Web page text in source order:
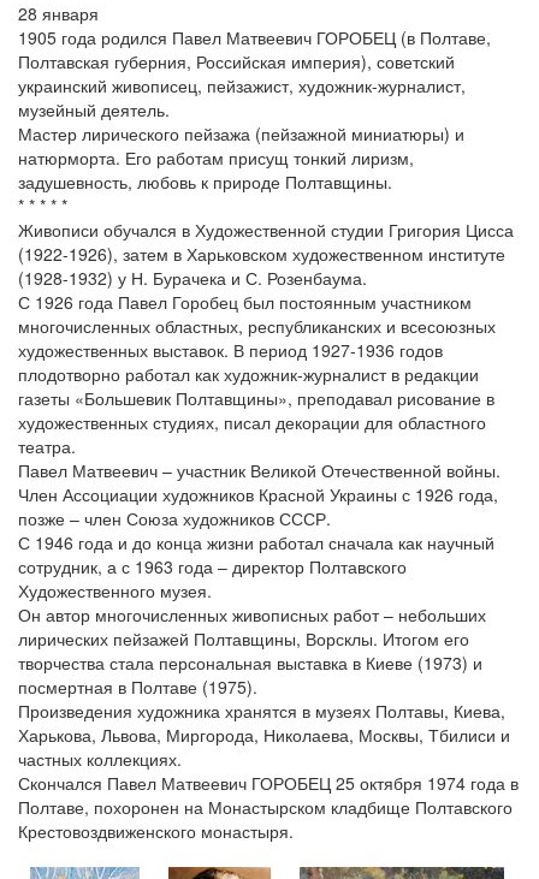
28 января
1905 года родился Павел Матвеевич ГОРОБЕЦ (в Полтаве,
Полтавская губерния, Российская империя), советский
украинский живописец, пейзажист, художник-журналист,
музейный деятель.
Мастер лирического пейзажа (пейзажной миниатюры) и
натюрморта. Его работам присущ тонкий лиризм,
задушевность, любовь к природе Полтавщины.
* * * * *
Живописи обучался в Художественной студии Григория Цисса
(1922-1926), затем в Харьковском художественном институте
(1928-1932) у Н. Бурачека и С. Розенбаума.
С 1926 года Павел Горобец был постоянным участником
многочисленных областных, республиканских и всесоюзных
художественных выставок. В период 1927-1936 годов
плодотворно работал как художник-журналист в редакции
газеты «Большевик Полтавщины», преподавал рисование в
художественных студиях, писал декорации для областного
театра.
Павел Матвеевич – участник Великой Отечественной войны.
Член Ассоциации художников Красной Украины с 1926 года,
позже – член Союза художников СССР.
С 1946 года и до конца жизни работал сначала как научный
сотрудник, а с 1963 года – директор Полтавского
Художественного музея.
Он автор многочисленных живописных работ – небольших
лирических пейзажей Полтавщины, Ворсклы. Итогом его
творчества стала персональная выставка в Киеве (1973) и
посмертная в Полтаве (1975).
Произведения художника хранятся в музеях Полтавы, Киева,
Харькова, Львова, Миргорода, Николаева, Москвы, Тбилиси и
частных коллекциях.
Скончался Павел Матвеевич ГОРОБЕЦ 25 октября 1974 года в
Полтаве, похоронен на Монастырском кладбище Полтавского
Крестовоздвиженского монастыря.